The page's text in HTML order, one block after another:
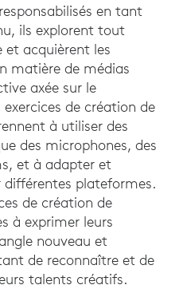
en tant
ils explorent tout
et acquièrent les
matière de médias
axée sur le
de création de
à utiliser des
des microphones, des
et à adapter et
plateformes.
de création de
à exprimer leurs
nouveau et
de reconnaître et de
talents créatifs.